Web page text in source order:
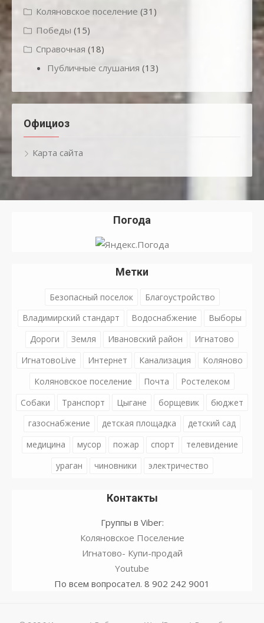
Коляновское поселение (31)
Победы (15)
Справочная (18)
Публичные слушания (13)
Официоз
Карта сайта
Погода
Метки
Безопасный поселок
Благоустройство
Владимирский стандарт
Водоснабжение
Выборы
Дороги
Земля Ивановский район
Игнатово
ИгнатовоLive
Интернет Канализация
Коляново
Коляновское поселение
Почта
Ростелеком
Собаки
Транспорт Цыгане борщевик
бюджет
газоснабжение
детская площадка
детский сад
медицина
мусор пожар спорт
телевидение
ураган
чиновники электричество
Контакты
Группы в Viber:
Коляновское Поселение
Игнатово- Купи-продай
Youtube
По всем вопросател. 8 902 242 9001